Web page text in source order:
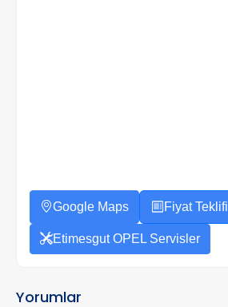
Google Maps Fiyat Teklifi
Etimesgut OPEL Servisler
Yorumlar